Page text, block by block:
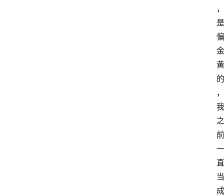
，
是
偏
金
黄
的
，
我
之
前
一
直
当
成